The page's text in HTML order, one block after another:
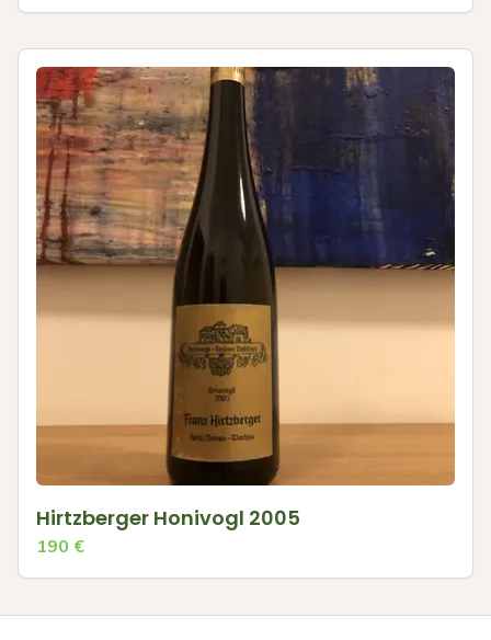
Hirtzberger Honivogl 2005
190 €